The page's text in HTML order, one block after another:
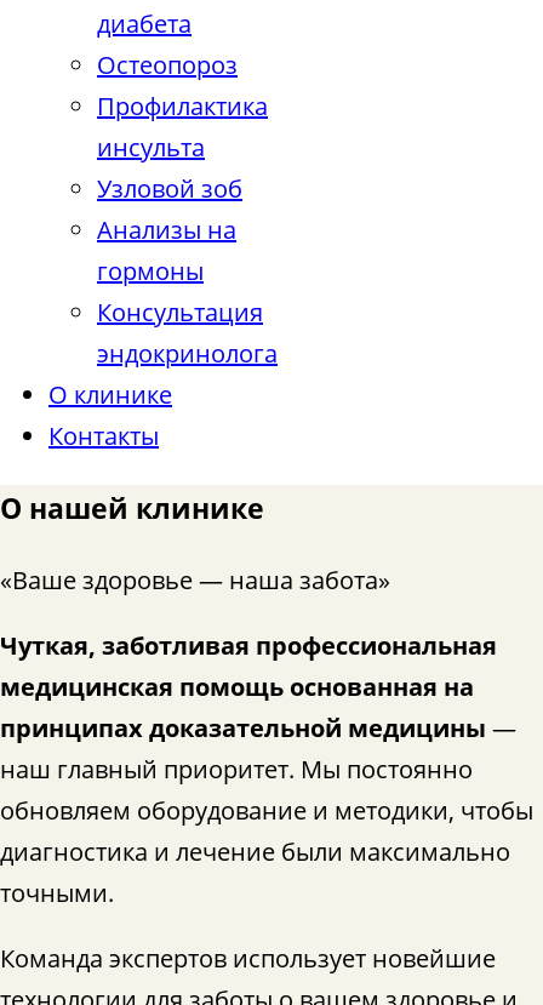
диабета
Остеопороз
Профилактика
инсульта
Узловой зоб
Анализы на
гормоны
Консультация
эндокринолога
О клинике
Контакты
О нашей клинике
«Ваше здоровье — наша забота»
Чуткая, заботливая профессиональная
медицинская помощь основанная на
принципах доказательной медицины —
наш главный приоритет. Мы постоянно
обновляем оборудование и методики, чтобы
диагностика и лечение были максимально
точными.
Команда экспертов использует новейшие